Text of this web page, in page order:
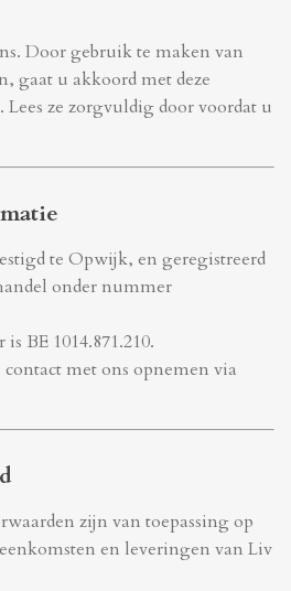
Door gebruik te maken van
gaat u akkoord met deze
ze zorgvuldig door voordat u
te Opwijk, en geregistreerd
onder nummer
is BE 1014.871.210.
met ons opnemen via
zijn van toepassing op
en leveringen van Liv